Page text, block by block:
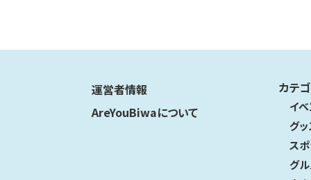
運営者情報
AreYouBiwaについて
カテ
イ
グッ
ス
グ